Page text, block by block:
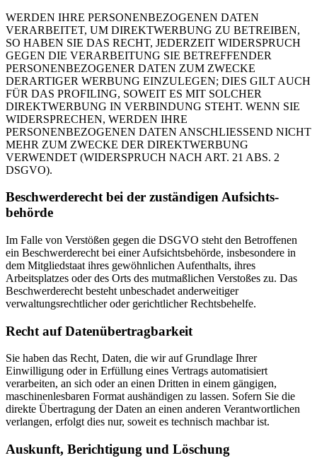
WERDEN IHRE PERSONENBEZOGENEN DATEN
VERARBEITET, UM DIREKTWERBUNG ZU BETREIBEN,
SO HABEN SIE DAS RECHT, JEDERZEIT WIDERSPRUCH
GEGEN DIE VERARBEITUNG SIE BETREFFENDER
PERSONENBEZOGENER DATEN ZUM ZWECKE
DERARTIGER WERBUNG EINZULEGEN; DIES GILT AUCH
FÜR DAS PROFILING, SOWEIT ES MIT SOLCHER
DIREKTWERBUNG IN VERBINDUNG STEHT. WENN SIE
WIDERSPRECHEN, WERDEN IHRE
PERSONENBEZOGENEN DATEN ANSCHLIESSEND NICHT
MEHR ZUM ZWECKE DER DIREKTWERBUNG
VERWENDET (WIDERSPRUCH NACH ART. 21 ABS. 2
DSGVO).
Beschwerde­recht bei der zuständigen Aufsichts­
behörde
Im Falle von Verstößen gegen die DSGVO steht den Betroffenen
ein Beschwerderecht bei einer Aufsichtsbehörde, insbesondere in
dem Mitgliedstaat ihres gewöhnlichen Aufenthalts, ihres
Arbeitsplatzes oder des Orts des mutmaßlichen Verstoßes zu. Das
Beschwerderecht besteht unbeschadet anderweitiger
verwaltungsrechtlicher oder gerichtlicher Rechtsbehelfe.
Recht auf Daten­übertrag­barkeit
Sie haben das Recht, Daten, die wir auf Grundlage Ihrer
Einwilligung oder in Erfüllung eines Vertrags automatisiert
verarbeiten, an sich oder an einen Dritten in einem gängigen,
maschinenlesbaren Format aushändigen zu lassen. Sofern Sie die
direkte Übertragung der Daten an einen anderen Verantwortlichen
verlangen, erfolgt dies nur, soweit es technisch machbar ist.
Auskunft, Berichtigung und Löschung